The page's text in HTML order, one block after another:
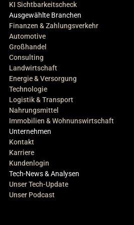
KI Sichtbarkeitscheck
Ausgewählte Branchen
Finanzen & Zahlungsverkehr
Automotive
Großhandel
Consulting
Landwirtschaft
Energie & Versorgung
Technologie
Logistik & Transport
Nahrungsmittel
Immobilien & Wohnunswirtschaft
Unternehmen
Kontakt
Karriere
Kundenlogin
Tech-News & Analysen
Unser Tech-Update
Unser Podcast